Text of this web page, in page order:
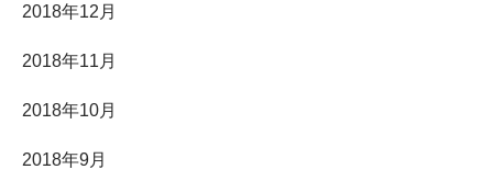
2018年12月
2018年11月
2018年10月
2018年9月